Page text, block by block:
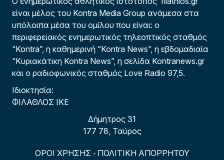
είναι μέλος του Kontra Media Group ανάμεσα στα
υπόλοιπα μέσα του ομίλου που είναι: ο
περιφερειακός ενημερωτικός τηλεοπτικός σταθμός
“Kontra”, η καθημερινή “Kontra News”, η εβδομαδιαία
“Κυριακάτικη Kontra News”, η σελίδα Kontranews.gr
και ο ραδιοφωνικός σταθμός Love Radio 97,5.
Ιδιοκτησία:
ΦΙΛΑΘΛΟΣ ΙΚΕ
Δήμητρος 31
177 78, Ταύρος
ΟΡΟΙ ΧΡΗΣΗΣ - ΠΟΛΙΤΙΚΗ ΑΠΟΡΡΗΤΟΥ